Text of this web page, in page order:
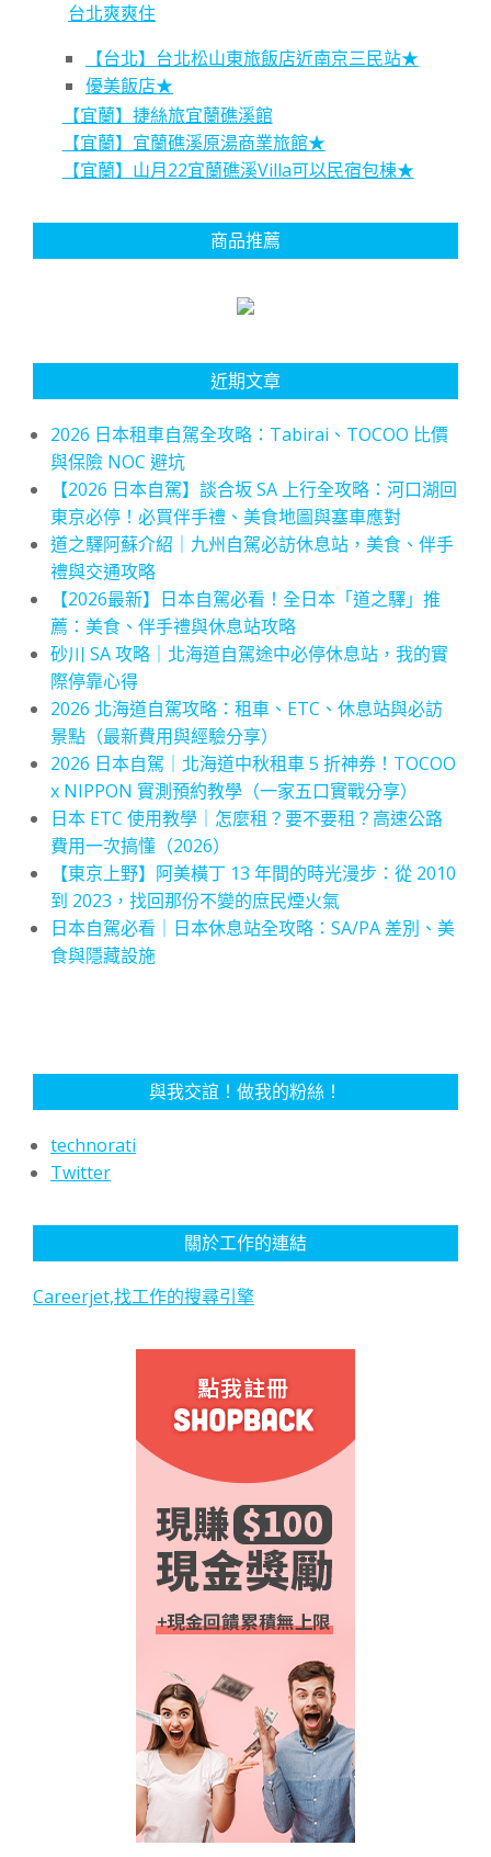
台北爽爽住
【台北】台北松山東旅飯店近南京三民站★
優美飯店★
【宜蘭】捷絲旅宜蘭礁溪館
【宜蘭】宜蘭礁溪原湯商業旅館★
【宜蘭】山月22宜蘭礁溪Villa可以民宿包棟★
商品推薦
近期文章
2026 日本租車自駕全攻略：Tabirai、TOCOO 比價
與保險 NOC 避坑
【2026 日本自駕】談合坂 SA 上行全攻略：河口湖回
東京必停！必買伴手禮、美食地圖與塞車應對
道之驛阿蘇介紹｜九州自駕必訪休息站，美食、伴手
禮與交通攻略
【2026最新】日本自駕必看！全日本「道之驛」推
薦：美食、伴手禮與休息站攻略
砂川 SA 攻略｜北海道自駕途中必停休息站，我的實
際停靠心得
2026 北海道自駕攻略：租車、ETC、休息站與必訪
景點（最新費用與經驗分享）
2026 日本自駕｜北海道中秋租車 5 折神券！TOCOO
x NIPPON 實測預約教學（一家五口實戰分享）
日本 ETC 使用教學｜怎麼租？要不要租？高速公路
費用一次搞懂（2026）
【東京上野】阿美橫丁 13 年間的時光漫步：從 2010
到 2023，找回那份不變的庶民煙火氣
日本自駕必看｜日本休息站全攻略：SA/PA 差別、美
食與隱藏設施
與我交誼！做我的粉絲！
technorati
Twitter
關於工作的連結
Careerjet,找工作的搜尋引擎